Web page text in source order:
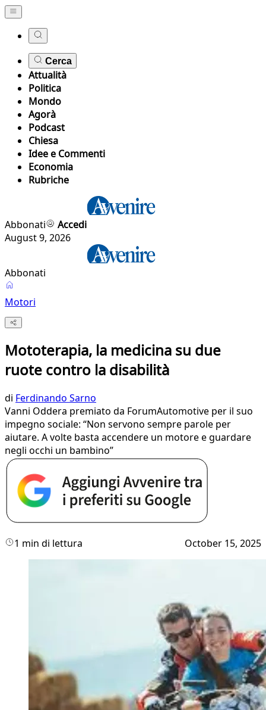
Cerca
Attualità
Politica
Mondo
Agorà
Podcast
Chiesa
Idee e Commenti
Economia
Rubriche
Abbonati
Accedi
August 9, 2026
Abbonati
Motori
Mototerapia, la medicina su due
ruote contro la disabilità
di Ferdinando Sarno
Vanni Oddera premiato da ForumAutomotive per il suo
impegno sociale: “Non servono sempre parole per
aiutare. A volte basta accendere un motore e guardare
negli occhi un bambino”
1 min di lettura October 15, 2025